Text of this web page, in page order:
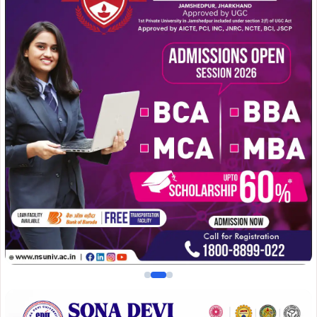
जनसंवाद, जमशेदपुर:
भारत की सांस्कृतिक धरोहर की सबसे
प्रभावशाली छवियों में से एक वह क्षण है, जब श्रीकृष्ण ने युद्धभूमि
कुरुक्षेत्र में निराश और विचलित अर्जुन को गीता का उपदेश दिया।
उन्होंने आत्मा की अमरता और उसकी असीमता का बोध कराते हुए अर्जुन
से शोक और मोह छोड़कर धनुष उठाने और धर्म के लिए युद्ध करने का
आह्वान किया। इसी प्रकार, रामायण में भगवान राम और लक्ष्मण, वनवास
के कठिन मार्ग पर केवल अपने धनुष-बाण के सहारे ही अधर्म और अन्याय